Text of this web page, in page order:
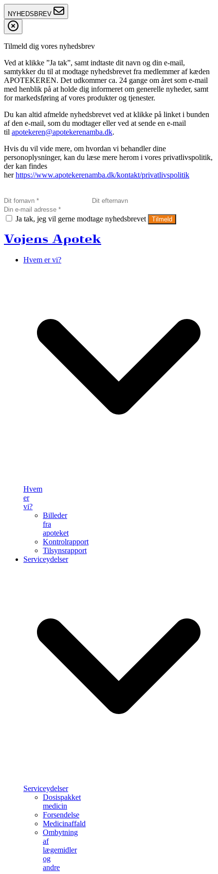
NYHEDSBREV
Tilmeld dig vores nyhedsbrev
Ved at klikke ”Ja tak”, samt indtaste dit navn og din e-mail,
samtykker du til at modtage nyhedsbrevet fra medlemmer af kæden
APOTEKEREN. Det udkommer ca. 24 gange om året som e-mail
med henblik på at holde dig informeret om generelle nyheder, samt
for markedsføring af vores produkter og tjenester.
Du kan altid afmelde nyhedsbrevet ved at klikke på linket i bunden
af den e-mail, som du modtager eller ved at sende en e-mail
til apotekeren@apotekerenamba.dk.
Hvis du vil vide mere, om hvordan vi behandler dine
personoplysninger, kan du læse mere herom i vores privatlivspolitik,
der kan findes
herhttps://www.apotekerenamba.dk/kontakt/privatlivspolitik
Ja tak, jeg vil gerne modtage nyhedsbrevet Tilmeld
Vojens Apotek
Hvem er vi?
Hvem
er
vi?
Billeder
fra
apoteket
Kontrolrapport
Tilsynsrapport
Serviceydelser
Serviceydelser
Dosispakket
medicin
Forsendelse
Medicinaffald
Ombytning
af
lægemidler
og
andre